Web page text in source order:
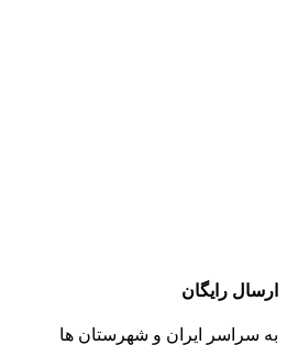
ارسال رایگان
به سراسر ایران و شهرستان ها